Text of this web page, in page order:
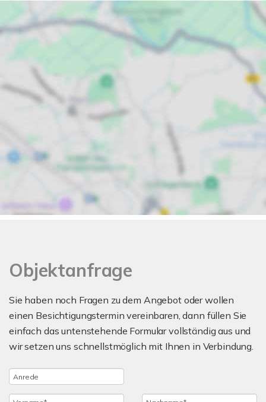
Objektanfrage
Sie haben noch Fragen zu dem Angebot oder wollen
einen Besichtigungstermin vereinbaren, dann füllen Sie
einfach das untenstehende Formular vollständig aus und
wir setzen uns schnellstmöglich mit Ihnen in Verbindung.